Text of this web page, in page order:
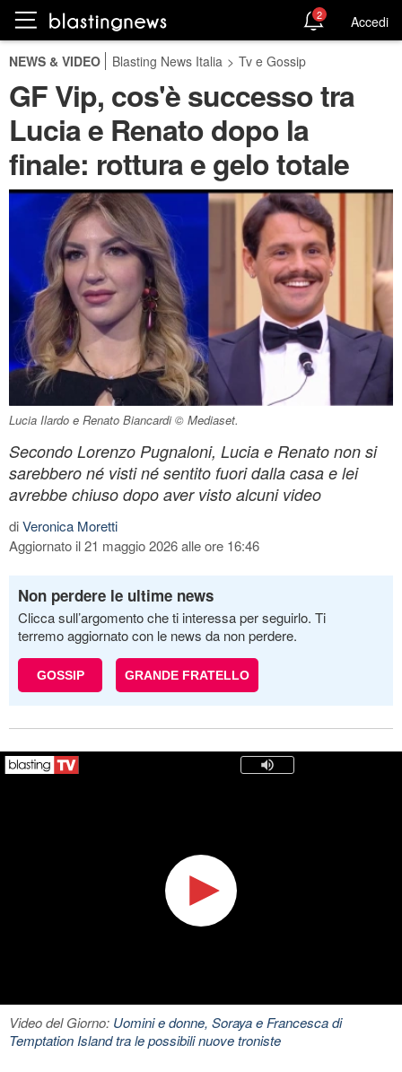
2 Accedi
NEWS & VIDEO Blasting News Italia > Tv e Gossip
GF Vip, cos'è successo tra
Lucia e Renato dopo la
finale: rottura e gelo totale
Lucia Ilardo e Renato Biancardi © Mediaset.
Secondo Lorenzo Pugnaloni, Lucia e Renato non si
sarebbero né visti né sentito fuori dalla casa e lei
avrebbe chiuso dopo aver visto alcuni video
diVeronica Moretti
Aggiornato il 21 maggio 2026 alle ore 16:46
Non perdere le ultime news
Clicca sull’argomento che ti interessa per seguirlo. Ti
terremo aggiornato con le news da non perdere.
GOSSIP GRANDE FRATELLO
Video del Giorno: Uomini e donne, Soraya e Francesca di
Temptation Island tra le possibili nuove troniste